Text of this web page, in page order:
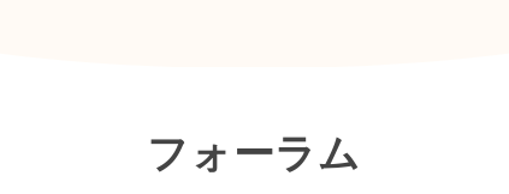
フォーラム